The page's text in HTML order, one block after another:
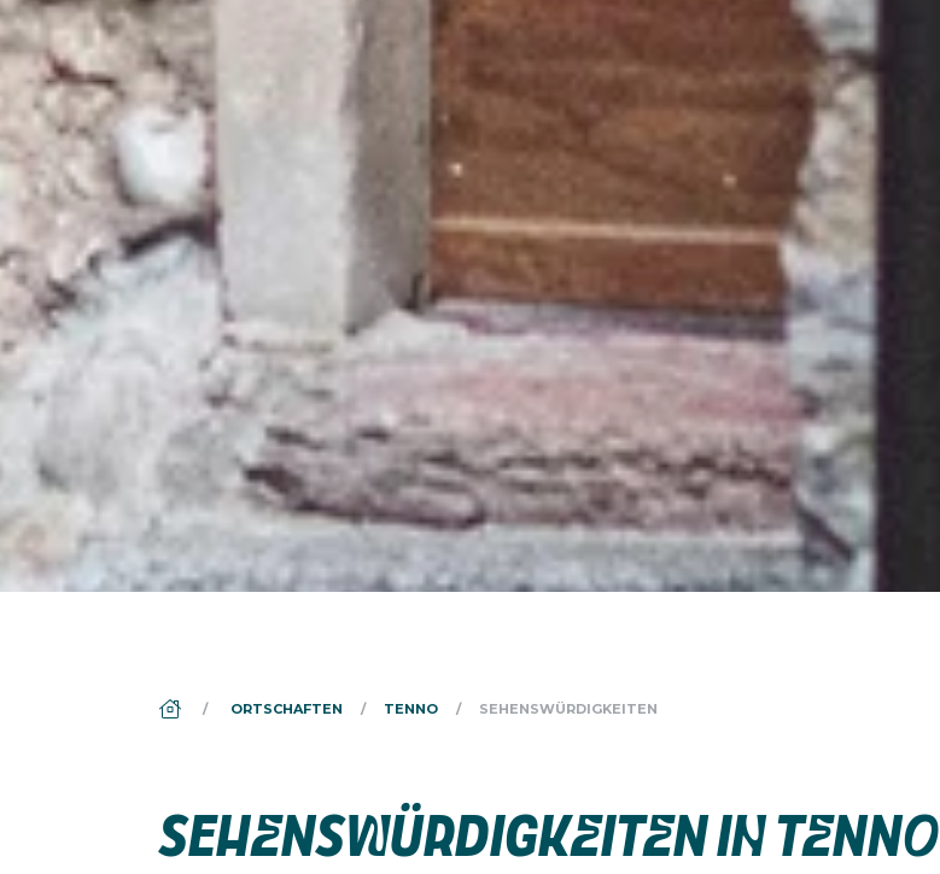
DS_BREADCRUMB.HOME
ORTSCHAFTEN TENNO SEHENSWÜRDIGKEITEN
SEHENSWÜRDIGKEITEN IN TENNO